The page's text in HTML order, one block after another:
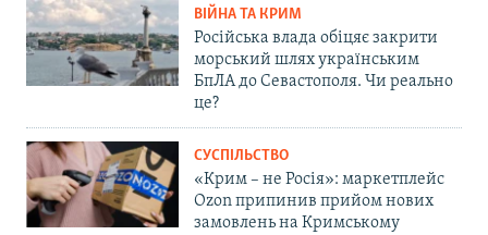
ВІЙНА ТА КРИМ
Російська влада обіцяє закрити
морський шлях українським
БпЛА до Севастополя. Чи реально
це?
СУСПІЛЬСТВО
«Крим – не Росія»: маркетплейс
Ozon припинив прийом нових
замовлень на Кримському